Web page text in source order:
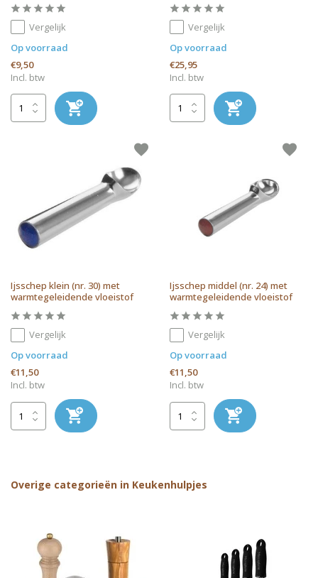
Vergelijk
Op voorraad
€9,50
Incl. btw
Vergelijk
Op voorraad
€25,95
Incl. btw
Ijsschep klein (nr. 30) met
warmtegeleidende vloeistof
Vergelijk
Op voorraad
€11,50
Incl. btw
Ijsschep middel (nr. 24) met
warmtegeleidende vloeistof
Vergelijk
Op voorraad
€11,50
Incl. btw
Overige categorieën in Keukenhulpjes